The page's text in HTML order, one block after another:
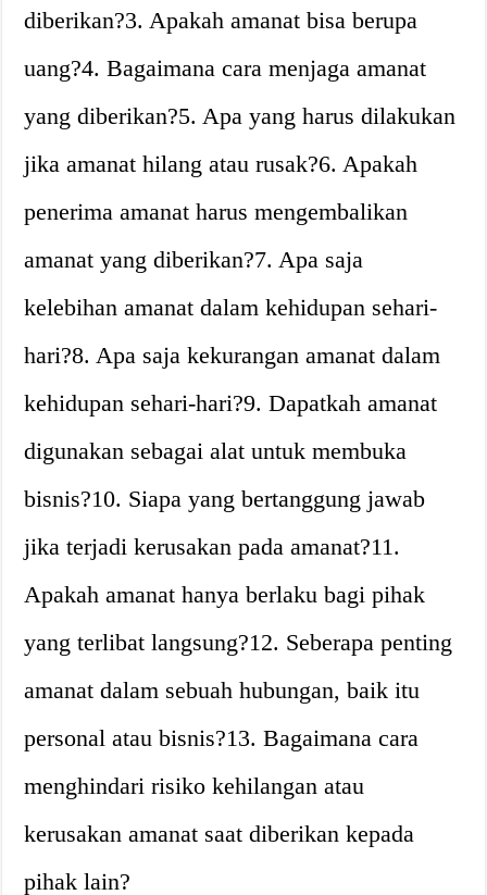
diberikan?3. Apakah amanat bisa berupa
uang?4. Bagaimana cara menjaga amanat
yang diberikan?5. Apa yang harus dilakukan
jika amanat hilang atau rusak?6. Apakah
penerima amanat harus mengembalikan
amanat yang diberikan?7. Apa saja
kelebihan amanat dalam kehidupan sehari-
hari?8. Apa saja kekurangan amanat dalam
kehidupan sehari-hari?9. Dapatkah amanat
digunakan sebagai alat untuk membuka
bisnis?10. Siapa yang bertanggung jawab
jika terjadi kerusakan pada amanat?11.
Apakah amanat hanya berlaku bagi pihak
yang terlibat langsung?12. Seberapa penting
amanat dalam sebuah hubungan, baik itu
personal atau bisnis?13. Bagaimana cara
menghindari risiko kehilangan atau
kerusakan amanat saat diberikan kepada
pihak lain?